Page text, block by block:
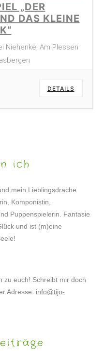
„DER
DAS KLEINE
Niehenke, Am Plessen
DETAILS
ich
mein Lieblingsdrache
Komponistin,
Puppenspielerin. Fantasie
und ist (m)eine
zu euch! Schreibt mir doch
Adresse: info@tijo-